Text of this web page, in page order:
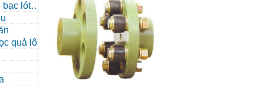
bạc lót
quả lô